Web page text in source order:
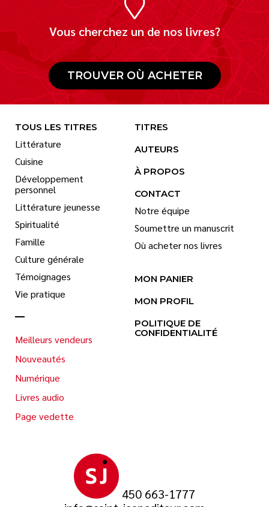
Vous cherchez un de nos livres?
TROUVER OÙ ACHETER
450 663-1777
TOUS LES TITRES
Littérature
Cuisine
Développement
personnel
Littérature jeunesse
Spiritualité
Famille
Culture générale
Témoignages
Vie pratique
Meilleurs vendeurs
Nouveautés
Numérique
Livres audio
Page vedette
TITRES
AUTEURS
À PROPOS
CONTACT
Notre équipe
Soumettre un manuscrit
Où acheter nos livres
MON PANIER
MON PROFIL
POLITIQUE DE
CONFIDENTIALITÉ